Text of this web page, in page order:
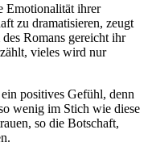
Emotionalität ihrer
zu dramatisieren, zeugt
Romans gereicht ihr
vieles wird nur
positives Gefühl, denn
wenig im Stich wie diese
so die Botschaft,